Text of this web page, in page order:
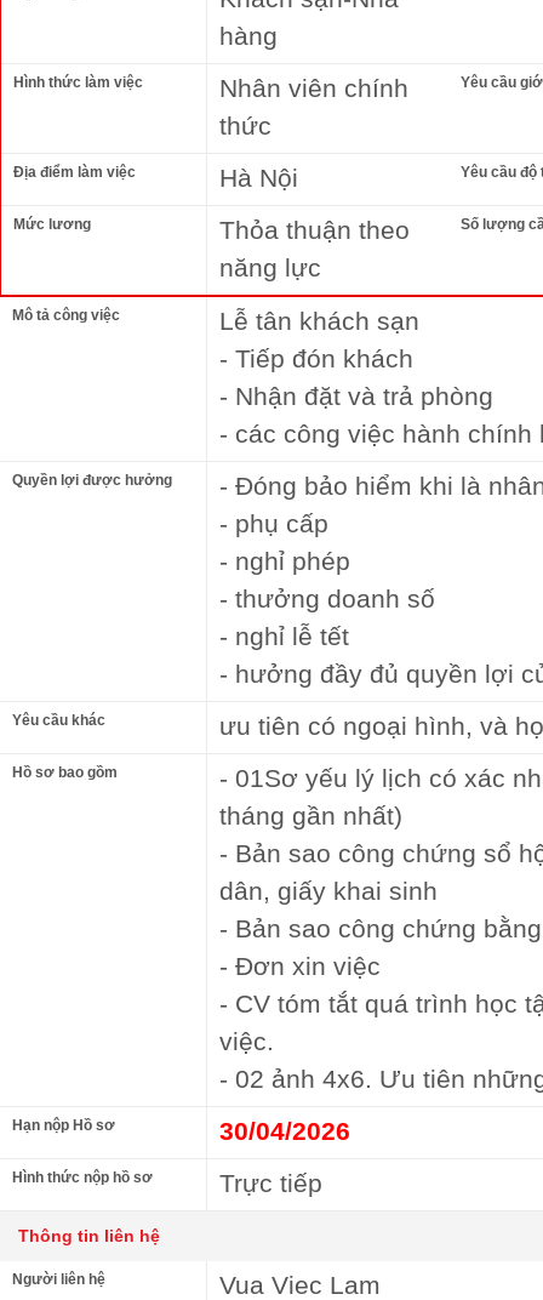
hàng
Hình thức làm việc
Nhân viên chính
thức
Yêu cầu
Địa điểm làm việc Hà Nội Yêu cầu độ
Mức lương
Thỏa thuận theo
năng lực
Số lượng
Mô tả công việc
Lễ tân khách sạn
- Tiếp đón khách
- Nhận đặt và trả phòng
- các công việc hành chính
Quyền lợi được hưởng
- Đóng bảo hiểm khi là
- phụ cấp
- nghỉ phép
- thưởng doanh số
- nghỉ lễ tết
- hưởng đầy đủ quyền lợi
Yêu cầu khác ưu tiên có ngoại hình, và
Hồ sơ bao gồm
- 01Sơ yếu lý lịch có xác
tháng gần nhất)
- Bản sao công chứng sổ
dân, giấy khai sinh
- Bản sao công chứng
- Đơn xin việc
- CV tóm tắt quá trình học
việc.
- 02 ảnh 4x6. Ưu tiên
Hạn nộp Hồ sơ 30/04/2026
Hình thức nộp hồ sơ Trực tiếp
Thông tin liên hệ
Người liên hệ Vua Viec Lam